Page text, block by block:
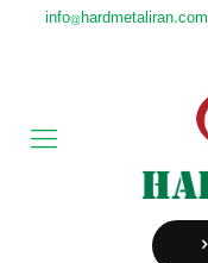
info@hardmetaliran.com